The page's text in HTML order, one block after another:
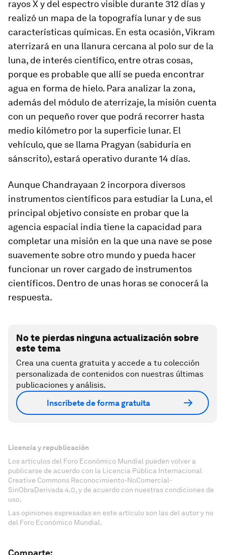
rayos X y del espectro visible durante 312 días y
realizó un mapa de la topografía lunar y de sus
características químicas. En esta ocasión,Vikram
aterrizará en una llanura cercana al polo sur de la
luna, de interés científico, entre otras cosas,
porque es probable que allí se pueda encontrar
agua en forma de hielo. Para analizar la zona,
además del módulo de aterrizaje, la misión cuenta
con un pequeño rover que podrá recorrer hasta
medio kilómetro por la superficie lunar. El
vehículo, que se llama Pragyan (sabiduría en
sánscrito), estará operativo durante 14 días.
Aunque Chandrayaan 2 incorpora diversos
instrumentos científicos para estudiar la Luna, el
principal objetivo consiste en probar que la
agencia espacial india tiene la capacidad para
completar una misión en la que una nave se pose
suavemente sobre otro mundo y pueda hacer
funcionar un rover cargado de instrumentos
científicos. Dentro de unas horas se conocerá la
respuesta.
No te pierdas ninguna actualización sobre
este tema
Crea una cuenta gratuita y accede a tu colección
personalizada de contenidos con nuestras últimas
publicaciones y análisis.
Inscríbete de forma gratuita
Licencia y republicación
Los artículos del Foro Económico Mundial pueden volver a
publicarse de acuerdo con la Licencia Pública Internacional
Creative Commons Reconocimiento-NoComercial-
SinObraDerivada 4.0, y de acuerdo con nuestras condiciones de
uso.
Las opiniones expresadas en este artículo son las del autor y no
del Foro Económico Mundial.
Comparte: